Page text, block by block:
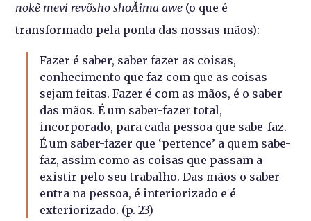
nokẽ mevi revõsho shoĂima awe (o que é
transformado pela ponta das nossas mãos):
Fazer é saber, saber fazer as coisas,
conhecimento que faz com que as coisas
sejam feitas. Fazer é com as mãos, é o saber
das mãos. É um saber-fazer total,
incorporado, para cada pessoa que sabe-faz.
É um saber-fazer que ‘pertence’ a quem sabe-
faz, assim como as coisas que passam a
existir pelo seu trabalho. Das mãos o saber
entra na pessoa, é interiorizado e é
exteriorizado. (p. 23)